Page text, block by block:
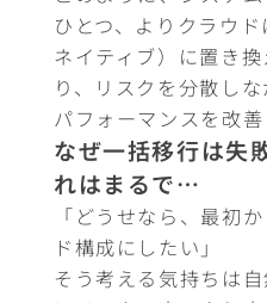
ひとつ、よりクラウ
ネイティブ）に置き
り、リスクを分散し
パフォーマンスを改善
なぜ一括移行は失
れはまるで…
「どうせなら、最初
ド構成にしたい」
そう考える気持ちは